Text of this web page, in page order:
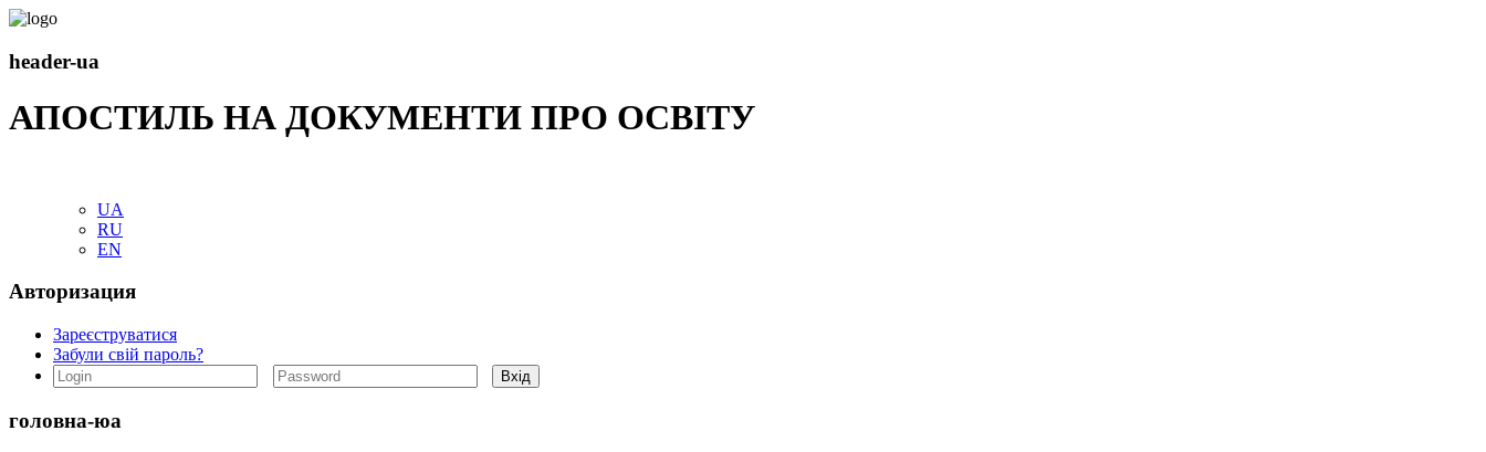
header-ua
АПОСТИЛЬ НА ДОКУМЕНТИ ПРО ОСВIТУ
UA
RU
EN
Авторизация
Зареєструватися
Забули свій пароль?
головна-юа